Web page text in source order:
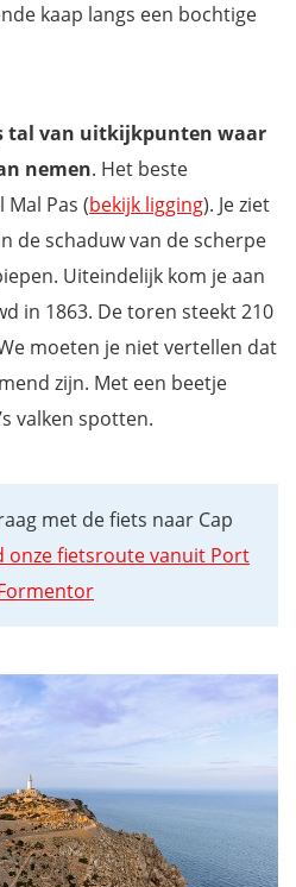
kaap langs een bochtige
tal van uitkijkpunten waar
nemen. Het beste
Pas (bekijk ligging). Je ziet
de schaduw van de scherpe
Uiteindelijk kom je aan
in 1863. De toren steekt 210
moeten je niet vertellen dat
zijn. Met een beetje
valken spotten.
met de fiets naar Cap
onze fietsroute vanuit Port